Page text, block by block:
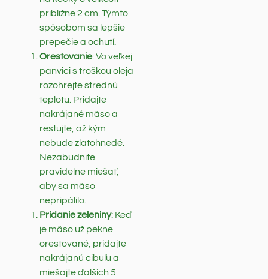
približne 2 cm. Týmto
spôsobom sa lepšie
prepečie a ochutí.
Orestovanie: Vo veľkej
panvici s troškou oleja
rozohrejte strednú
teplotu. Pridajte
nakrájané mäso a
restujte, až kým
nebude zlatohnedé.
Nezabudnite
pravidelne miešať,
aby sa mäso
nepripálilo.
Pridanie zeleniny: Keď
je mäso už pekne
orestované, pridajte
nakrájanú cibuľu a
miešajte ďalších 5